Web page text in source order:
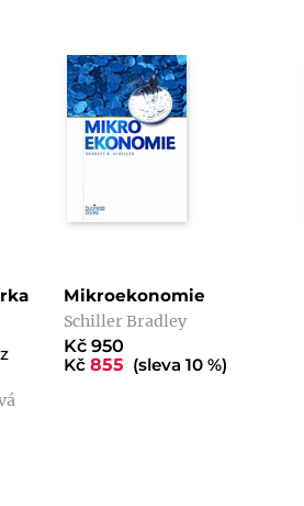
Mikroekonomie
Schiller Bradley
Kč 950
Kč855 (sleva 10 %)